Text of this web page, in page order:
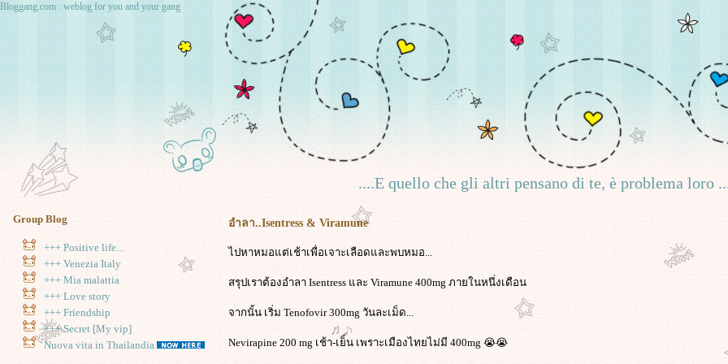
Bloggang.com : weblog for you and your gang
....E quello che gli altri pensano di te, è problema loro
Group Blog
+++ Positive life...
+++ Venezia Italy
+++ Mia malattia
+++ Love story
+++ Friendship
+++ Secret [My vip]
Nuova vita in Thailandia
อำลา..Isentress & Viramune
ไปหาหมอแต่เช้าเพื่อเจาะเลือดและพบหมอ...
สรุปเราต้องอำลา Isentress และ Viramune 400mg ภายในหนึ่งเดือน
จากนั้น เริ่ม Tenofovir 300mg วันละเม็ด...
Nevirapine 200 mg เช้า-เย็น เพราะเมืองไทยไม่มี 400mg 😭😭